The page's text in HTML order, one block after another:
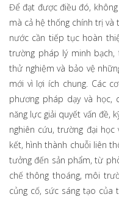
Để đạt được điều đó,
mà cả hệ thống chính trị và
nước cần tiếp tục hoàn
trường pháp lý minh bạch,
thử nghiệm và bảo vệ
mới vì lợi ích chung. Các
phương pháp dạy và học,
năng lực giải quyết vấn đề,
nghiên cứu, trường đại
kết, hình thành chuỗi liên
tưởng đến sản phẩm, từ
chế thông thoáng, môi
củng cố, sức sáng tạo của